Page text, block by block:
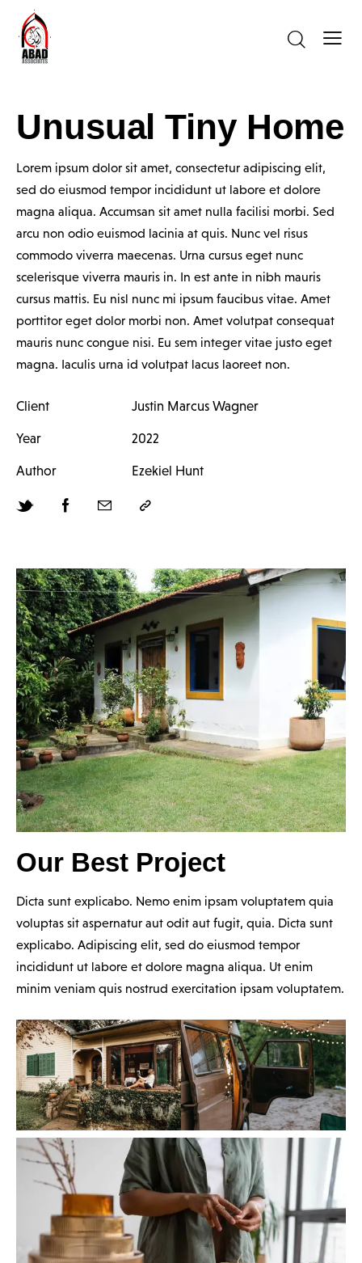
Unusual Tiny Home
Lorem ipsum dolor sit amet, consectetur adipiscing elit,
sed do eiusmod tempor incididunt ut labore et dolore
magna aliqua. Accumsan sit amet nulla facilisi morbi. Sed
arcu non odio euismod lacinia at quis. Nunc vel risus
commodo viverra maecenas. Urna cursus eget nunc
scelerisque viverra mauris in. In est ante in nibh mauris
cursus mattis. Eu nisl nunc mi ipsum faucibus vitae. Amet
porttitor eget dolor morbi non. Amet volutpat consequat
mauris nunc congue nisi. Eu sem integer vitae justo eget
magna. Iaculis urna id volutpat lacus laoreet non.
Client Justin Marcus Wagner
Year 2022
Author Ezekiel Hunt
Our Best Project
Dicta sunt explicabo. Nemo enim ipsam voluptatem quia
voluptas sit aspernatur aut odit aut fugit, quia. Dicta sunt
explicabo. Adipiscing elit, sed do eiusmod tempor
incididunt ut labore et dolore magna aliqua. Ut enim
minim veniam quis nostrud exercitation ipsam voluptatem.